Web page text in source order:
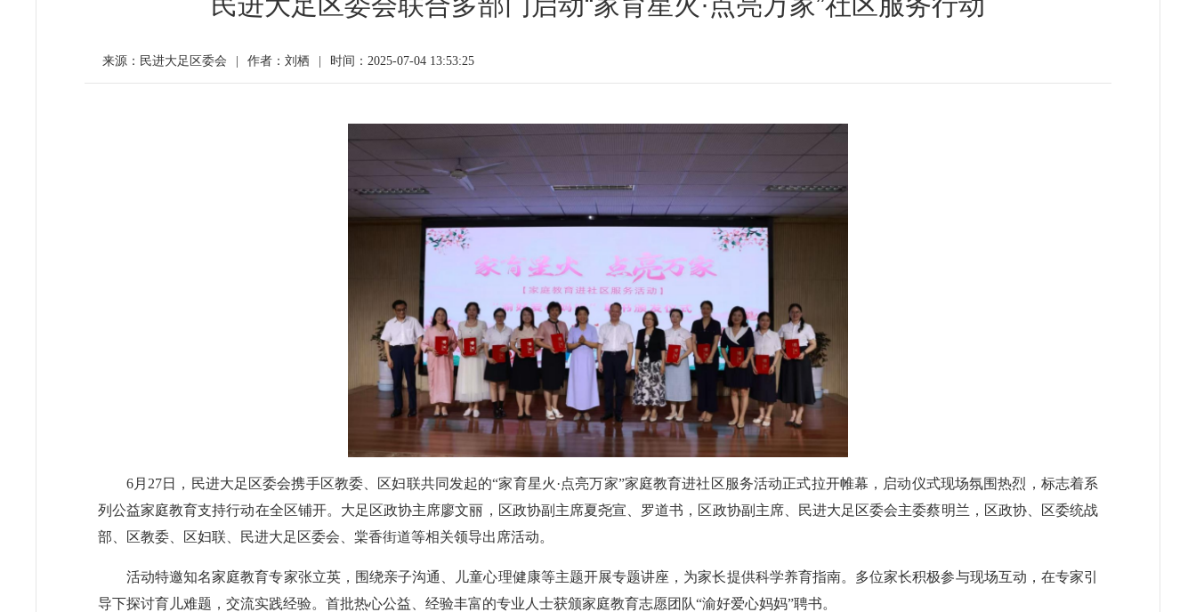
来源：民进大足区委会 作者：刘栖 时间：2025-07-04 13:53:25
6月27日，民进大足区委会携手区教委、区妇联共同发起的“家育星火·点亮万家”家庭教育进社区服务活动正式拉开帷幕，启动仪式现场氛围热烈，标志着系
列公益家庭教育支持行动在全区铺开。大足区政协主席廖文丽，区政协副主席夏尧宣、罗道书，区政协副主席、民进大足区委会主委蔡明兰，区政协、区委统战
部、区教委、区妇联、民进大足区委会、棠香街道等相关领导出席活动。
活动特邀知名家庭教育专家张立英，围绕亲子沟通、儿童心理健康等主题开展专题讲座，为家长提供科学养育指南。多位家长积极参与现场互动，在专家引
导下探讨育儿难题，交流实践经验。首批热心公益、经验丰富的专业人士获颁家庭教育志愿团队“渝好爱心妈妈”聘书。